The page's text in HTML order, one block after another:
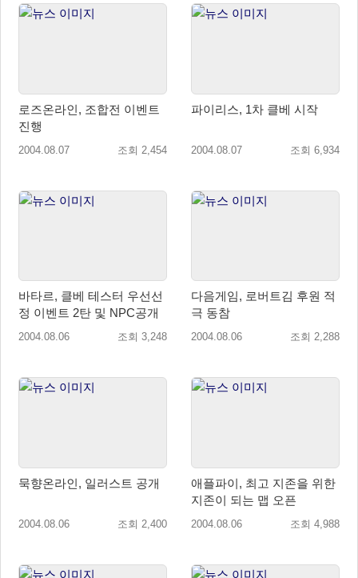
로즈온라인, 조합전 이벤트
진행
2004.08.07 조회 2,454
파이리스, 1차 클베 시작
2004.08.07 조회 6,934
바타르, 클베 테스터 우선선
정 이벤트 2탄 및 NPC공개
2004.08.06 조회 3,248
다음게임, 로버트김 후원 적
극 동참
2004.08.06 조회 2,288
묵향온라인, 일러스트 공개
2004.08.06 조회 2,400
애플파이, 최고 지존을 위한
지존이 되는 맵 오픈
2004.08.06 조회 4,988